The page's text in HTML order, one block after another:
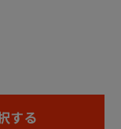
する